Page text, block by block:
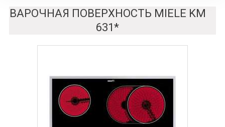
ВАРОЧНАЯ ПОВЕРХНОСТЬ MIELE KM
631*